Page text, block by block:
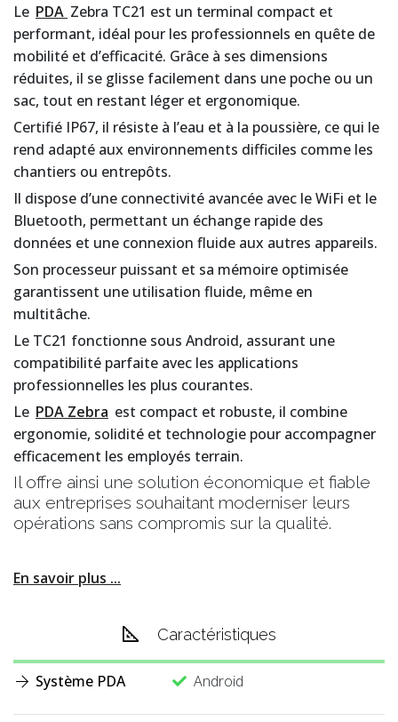
Le PDA Zebra TC21 est un terminal compact et
performant, idéal pour les professionnels en quête de
mobilité et d’efficacité. Grâce à ses dimensions
réduites, il se glisse facilement dans une poche ou un
sac, tout en restant léger et ergonomique.
Certifié IP67, il résiste à l’eau et à la poussière, ce qui le
rend adapté aux environnements difficiles comme les
chantiers ou entrepôts.
Il dispose d’une connectivité avancée avec le WiFi et le
Bluetooth, permettant un échange rapide des
données et une connexion fluide aux autres appareils.
Son processeur puissant et sa mémoire optimisée
garantissent une utilisation fluide, même en
multitâche.
Le TC21 fonctionne sous Android, assurant une
compatibilité parfaite avec les applications
professionnelles les plus courantes.
Le PDA Zebra est compact et robuste, il combine
ergonomie, solidité et technologie pour accompagner
efficacement les employés terrain.
Il offre ainsi une solution économique et fiable
aux entreprises souhaitant moderniser leurs
opérations sans compromis sur la qualité.
En savoir plus ...
Caractéristiques
Système PDA Android